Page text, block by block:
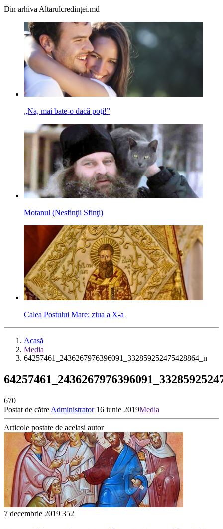
Din arhiva Altarulcredinței.md
„Na, mai bate-o dacă poţi!”
Motanul (Nesfinţii Sfinţi)
Calea Postului Mare: ziua a X-a
Acasă
Media
64257461_2436267976396091_332859252475428864_n
670
Postat de către Administrator 16 iunie 2019Media
Articole postate de același autor
7 decembrie 2019 352